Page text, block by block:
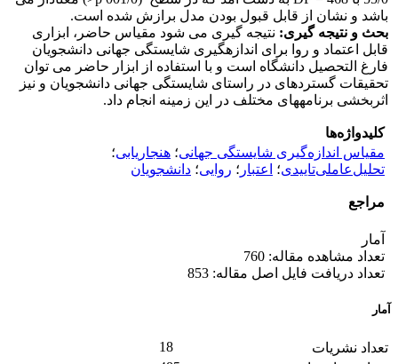
باشد و نشان از قابل قبول بودن مدل برازش شده است.
بحث و نتیجه گیری: نتیجه گیری می شود مقیاس حاضر، ابزاری
قابل اعتماد و روا برای اندازه­گیری شایستگی جهانی دانشجویان
فارغ التحصیل دانشگاه است و با استفاده از ابزار حاضر می توان
تحقیقات گسترده­ای در راستای شایستگی جهانی دانشجویان و نیز
اثربخشی برنامه­های مختلف در این زمینه انجام داد.
کلیدواژه‌ها
مقیاس اندازه‌گیری شایستگی جهانی؛ هنجاریابی؛
تحلیل‌عاملی‌تاییدی؛ اعتبار ؛ روایی؛ دانشجویان
مراجع
آمار
تعداد مشاهده مقاله: 760
تعداد دریافت فایل اصل مقاله: 853
آمار
تعداد نشریات
18